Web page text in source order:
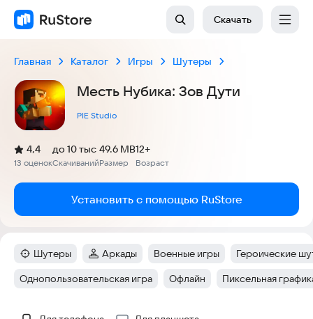
Скачать
Главная Каталог Игры Шутеры
Месть Нубика: Зов Дути
PIE Studio
Рейтинг:
4,4
(
13 оценок
)
Скачиваний
до 10 тыс
Размер
49.6 MB
Возраст
12+
Установить с помощью RuStore
Категория:
Шутеры Категория:
Аркады Тег:
Военные игры Тег:
Героические
Тег:
Однопользовательская игра Тег:
Офлайн Тег:
Пиксельная